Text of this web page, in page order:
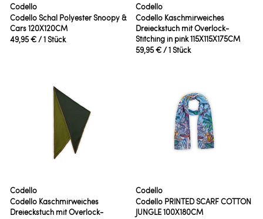
Codello
Codello Schal Polyester Snoopy &
Cars 120X120CM
49,95 €/ 1 Stück
Codello
Codello Kaschmirweiches
Dreieckstuch mit Overlock-
Stitching in pink 115X115X175CM
59,95 €/ 1 Stück
Codello
Codello Kaschmirweiches
Dreieckstuch mit Overlock-
Codello
Codello PRINTED SCARF COTTON
JUNGLE 100X180CM